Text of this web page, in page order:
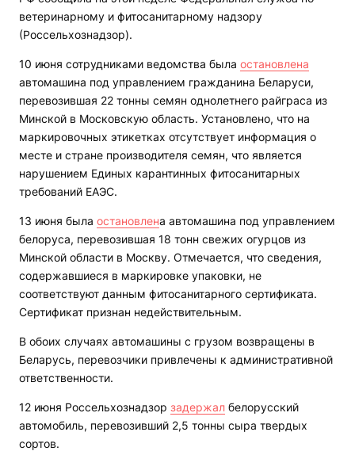
ветеринарному и фитосанитарному надзору
(Россельхознадзор).
10 июня сотрудниками ведомства была остановлена
автомашина под управлением гражданина Беларуси,
перевозившая 22 тонны семян однолетнего райграса из
Минской в Московскую область. Установлено, что на
маркировочных этикетках отсутствует информация о
месте и стране производителя семян, что является
нарушением Единых карантинных фитосанитарных
требований ЕАЭС.
13 июня была остановлена автомашина под управлением
белоруса, перевозившая 18 тонн свежих огурцов из
Минской области в Москву. Отмечается, что сведения,
содержавшиеся в маркировке упаковки, не
соответствуют данным фитосанитарного сертификата.
Сертификат признан недействительным.
В обоих случаях автомашины с грузом возвращены в
Беларусь, перевозчики привлечены к административной
ответственности.
12 июня Россельхознадзор задержал белорусский
автомобиль, перевозивший 2,5 тонны сыра твердых
сортов.